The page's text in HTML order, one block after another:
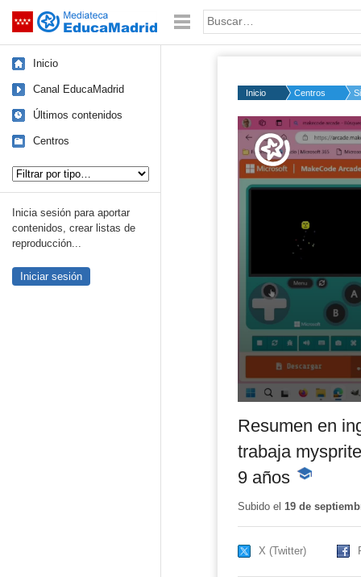
Saltar navegación Palabra o frase:
Inicio
Canal EducaMadrid
Últimos contenidos
Centros
Inicia sesión para aportar
contenidos, crear listas de
reproducción...
Iniciar sesión
Inicio Centros
Volume
50%
Resumen en
trabaja
9 años -
educativo
Subido el 19 de
X (Twitter)